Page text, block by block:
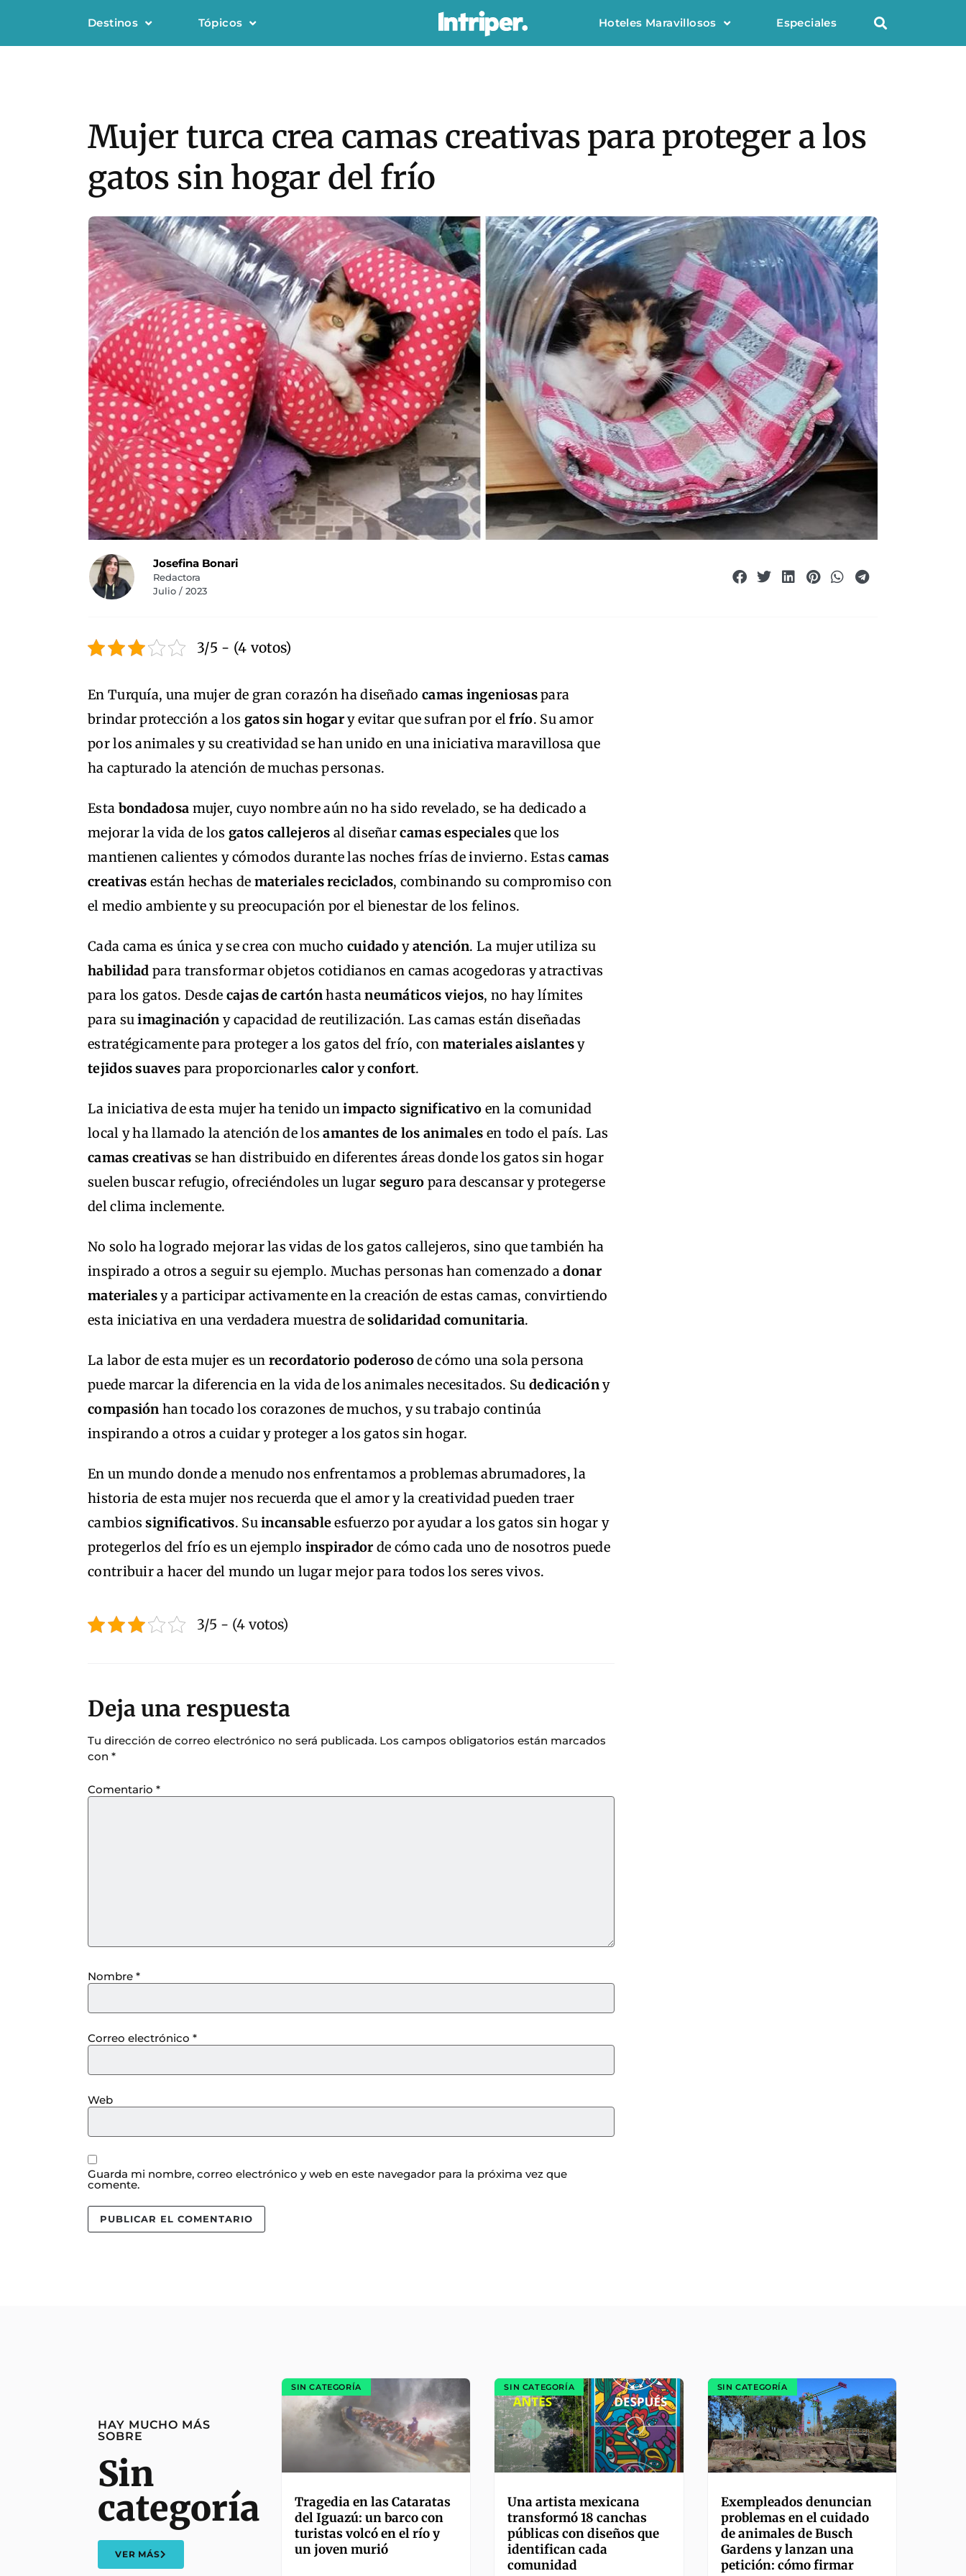
Destinos Tópicos Hoteles Maravillosos Especiales
Mujer turca crea camas creativas para proteger a los
gatos sin hogar del frío
Josefina Bonari
Redactora
Julio / 2023
3/5 - (4 votos)
En Turquía, una mujer de gran corazón ha diseñado camas ingeniosaspara
brindar protección a los gatos sin hogary evitar que sufran por elfrío. Su amor
por los animales y su creatividad se han unido en una iniciativa maravillosa que
ha capturado la atención de muchas personas.
Esta bondadosa mujer, cuyo nombre aún no ha sido revelado, se ha dedicado a
mejorar la vida de los gatos callejeros al diseñarcamas especialesque los
mantienen calientes y cómodos durante las noches frías de invierno. Estascamas
creativas están hechas de materiales reciclados, combinando su compromiso con
el medio ambiente y su preocupación por el bienestar de los felinos.
Cada cama es única y se crea con mucho cuidadoyatención. La mujer utiliza su
habilidad para transformar objetos cotidianos en camas acogedoras y atractivas
para los gatos. Desde cajas de cartónhastaneumáticos viejos, no hay límites
para suimaginación y capacidad de reutilización. Las camas están diseñadas
estratégicamente para proteger a los gatos del frío, conmateriales aislantesy
tejidos suaves para proporcionarles calor yconfort.
La iniciativa de esta mujer ha tenido unimpacto significativo en la comunidad
local y ha llamado la atención de losamantes de los animales en todo el país. Las
camas creativas se han distribuido en diferentes áreas donde los gatos sin hogar
suelen buscar refugio, ofreciéndoles un lugar seguro para descansar y protegerse
del clima inclemente.
No solo ha logrado mejorar las vidas de los gatos callejeros, sino que también ha
inspirado a otros a seguir su ejemplo. Muchas personas han comenzado adonar
materialesy a participar activamente en la creación de estas camas, convirtiendo
esta iniciativa en una verdadera muestra desolidaridad comunitaria.
La labor de esta mujer es un recordatorio poderosode cómo una sola persona
puede marcar la diferencia en la vida de los animales necesitados. Su dedicacióny
compasión han tocado los corazones de muchos, y su trabajo continúa
inspirando a otros a cuidar y proteger a los gatos sin hogar.
En un mundo donde a menudo nos enfrentamos a problemas abrumadores, la
historia de esta mujer nos recuerda que el amor y la creatividad pueden traer
cambiossignificativos. Suincansableesfuerzo por ayudar a los gatos sin hogar y
protegerlos del frío es un ejemplo inspirador de cómo cada uno de nosotros puede
contribuir a hacer del mundo un lugar mejor para todos los seres vivos.
3/5 - (4 votos)
Deja una respuesta
Tu dirección de correo electrónico no será publicada. Los campos obligatorios están marcados
con *
Comentario *
Nombre *
Correo electrónico *
Web
Guarda mi nombre, correo electrónico y web en este navegador para la próxima vez que
comente.
HAY MUCHO MÁS
SOBRE
Sin
categoría
VER MÁS
SIN CATEGORÍA
Tragedia en las Cataratas
del Iguazú: un barco con
turistas volcó en el río y
un joven murió
SIN CATEGORÍA
Una artista mexicana
transformó 18 canchas
públicas con diseños que
identifican cada
comunidad
SIN CATEGORÍA
Exempleados denuncian
problemas en el cuidado
de animales de Busch
Gardens y lanzan una
petición: cómo firmar